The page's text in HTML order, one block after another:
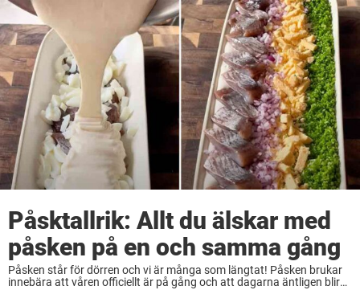
Påsktallrik: Allt du älskar med
påsken på en och samma gång
Påsken står för dörren och vi är många som längtat! Påsken brukar
innebära att våren officiellt är på gång och att dagarna äntligen blir